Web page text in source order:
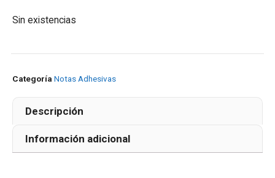
Sin existencias
Categoría Notas Adhesivas
Descripción
Información adicional